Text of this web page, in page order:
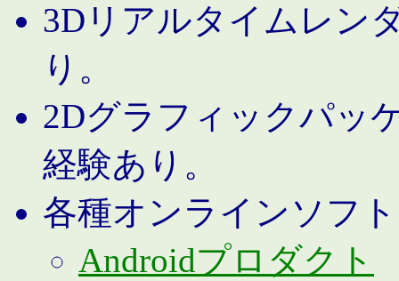
3Dリアルタイムレン
り。
2Dグラフィックパッ
経験あり。
各種オンラインソフ
Androidプロダクト